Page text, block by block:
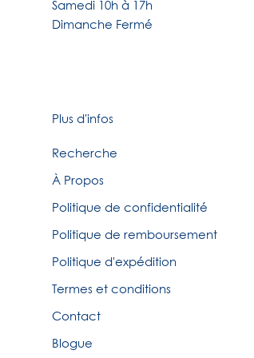
Samedi 10h à 17h
Dimanche Fermé
Plus d'infos
Recherche
À Propos
Politique de confidentialité
Politique de remboursement
Politique d'expédition
Termes et conditions
Contact
Blogue